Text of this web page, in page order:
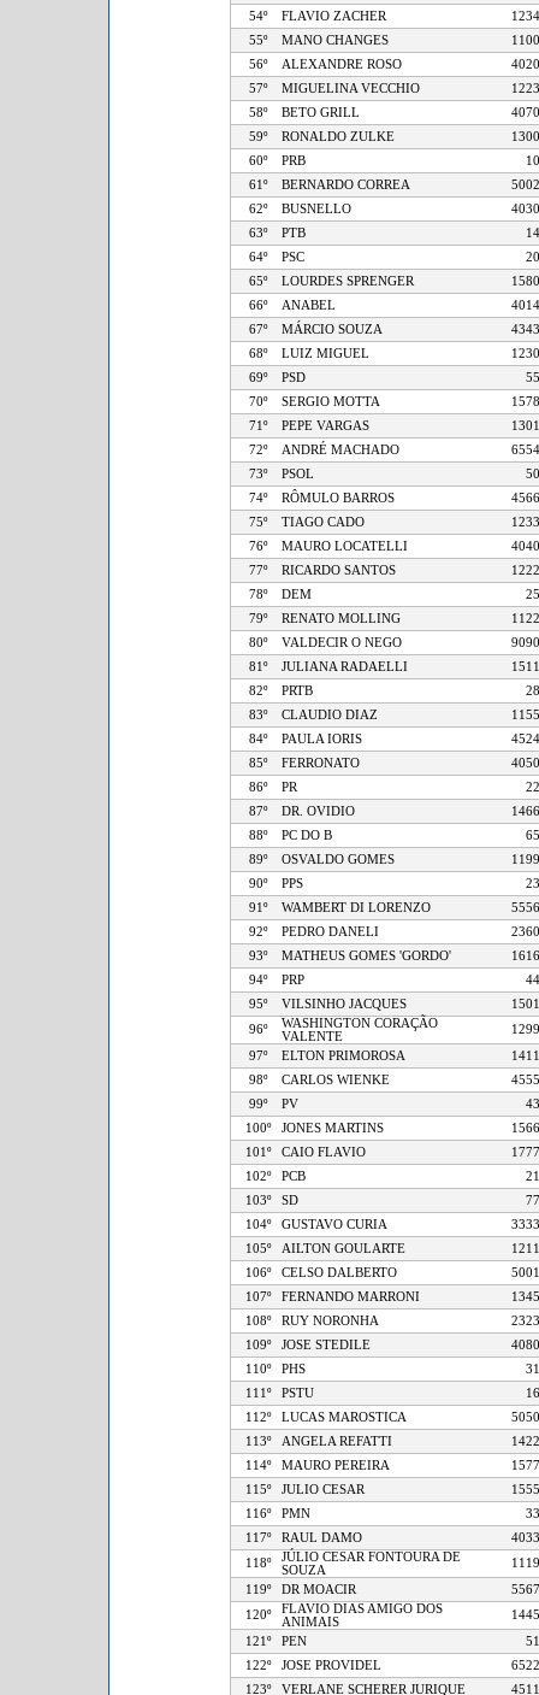
54º
FLAVIO ZACHER
55º
MANO CHANGES
56º
ALEXANDRE ROSO
57º
MIGUELINA VECCHIO
58º
BETO GRILL
59º
RONALDO ZULKE
60º
PRB
61º
BERNARDO CORREA
62º
BUSNELLO
63º
PTB
64º
PSC
65º
LOURDES SPRENGER
66º
ANABEL
67º
MÁRCIO SOUZA
68º
LUIZ MIGUEL
69º
PSD
70º
SERGIO MOTTA
71º
PEPE VARGAS
72º
ANDRÉ MACHADO
73º
PSOL
74º
RÔMULO BARROS
75º
TIAGO CADO
76º
MAURO LOCATELLI
77º
RICARDO SANTOS
78º
DEM
79º
RENATO MOLLING
80º
VALDECIR O NEGO
81º
JULIANA RADAELLI
82º
PRTB
83º
CLAUDIO DIAZ
84º
PAULA IORIS
85º
FERRONATO
86º
PR
87º
DR. OVIDIO
88º
PC DO B
89º
OSVALDO GOMES
90º
PPS
91º
WAMBERT DI LORENZO
92º
PEDRO DANELI
93º
MATHEUS GOMES 'GORDO'
94º
PRP
95º
VILSINHO JACQUES
96º
WASHINGTON CORAÇÃO
VALENTE
97º
ELTON PRIMOROSA
98º
CARLOS WIENKE
99º
PV
100º
JONES MARTINS
101º
CAIO FLAVIO
102º
PCB
103º
SD
104º
GUSTAVO CURIA
105º
AILTON GOULARTE
106º
CELSO DALBERTO
107º
FERNANDO MARRONI
108º
RUY NORONHA
109º
JOSE STEDILE
110º
PHS
111º
PSTU
112º
LUCAS MAROSTICA
113º
ANGELA REFATTI
114º
MAURO PEREIRA
115º
JULIO CESAR
116º
PMN
117º
RAUL DAMO
118º
JÚLIO CESAR FONTOURA DE
SOUZA
119º
DR MOACIR
120º
FLAVIO DIAS AMIGO DOS
ANIMAIS
121º
PEN
122º
JOSE PROVIDEL
123º
VERLANE SCHERER JURIQUE